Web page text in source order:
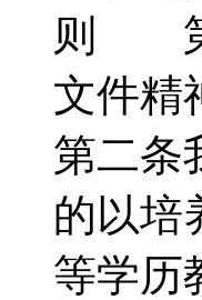
则 第
文件
第二条
的以培
等学历